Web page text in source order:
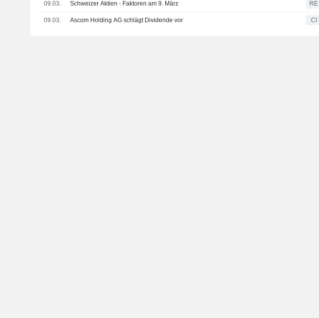
09.03. Schweizer Aktien - Faktoren am 9. März RE
09.03. Ascom Holding AG schlàgt Dividende vor CI